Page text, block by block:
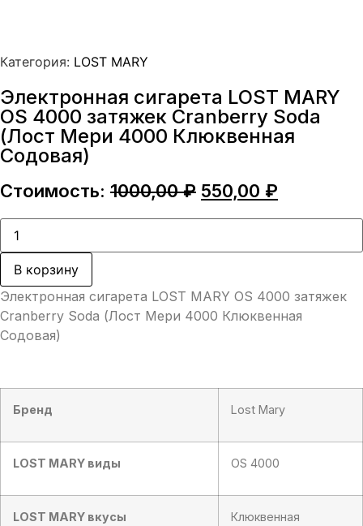
Категория: LOST MARY
Электронная сигарета LOST MARY
OS 4000 затяжек Cranberry Soda
(Лост Мери 4000 Клюквенная
Содовая)
Стоимость: 1000,00₽ Первоначальная
составляла
550,00 ₽
550,00 ₽.
Количество
товара
Электронная
сигарета
LOST
MARY
OS
4000
затяжек
Cranberry
4000
Клюквенная
Содовая)
В корзину
Электронная сигарета LOST MARY OS 4000 затяжек
Cranberry Soda (Лост Мери 4000 Клюквенная
Содовая)
Бренд Lost Mary
LOST MARY виды OS 4000
LOST MARY вкусы
Клюквенная